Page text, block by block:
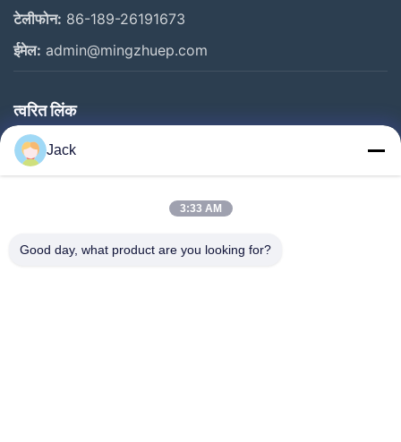
टेलीफोन: 86-189-26191673
ईमेल: admin@mingzhuep.com
त्वरित लिंक
घर
उत्पाद
कारखाने का दौरा
Jack
3:33 AM
Good day, what product are you looking for?